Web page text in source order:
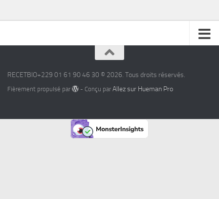
RECETBIO+229 01 61 90 46 30 © 2026. Tous droits réservés.
Fièrement propulsé par - Conçu par Allez sur Hueman Pro